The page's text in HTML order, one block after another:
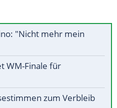
"Nicht mehr mein
WM-Finale für
zum Verbleib